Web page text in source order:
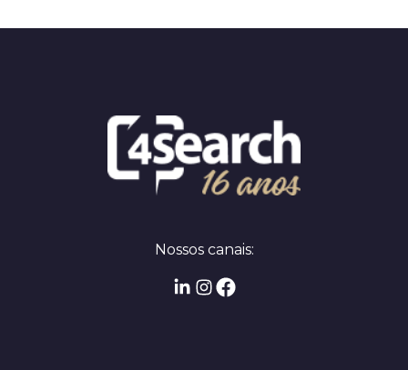
Nossos canais: